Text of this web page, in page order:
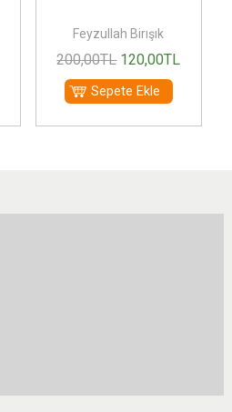
Feyzullah Birışık
200,00TL 120,00TL
Sepete Ekle